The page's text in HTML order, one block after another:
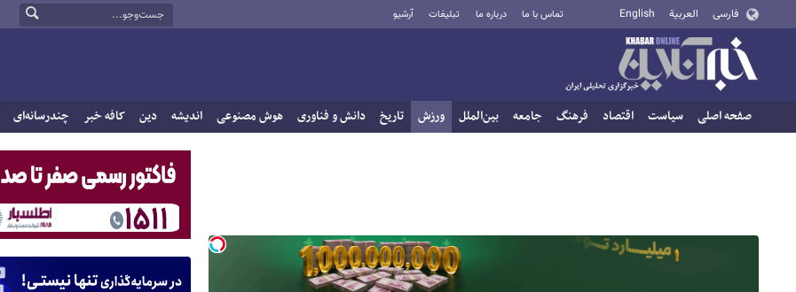
فارسی العربية English تماس با ما درباره ما تبلیغات آرشیو
صفحه اصلی سیاست اقتصاد فرهنگ جامعه بین‌الملل ورزش تاریخ دانش و فناوری هوش مصنوعی اندیشه دین کافه خبر چندرسانه‌ای